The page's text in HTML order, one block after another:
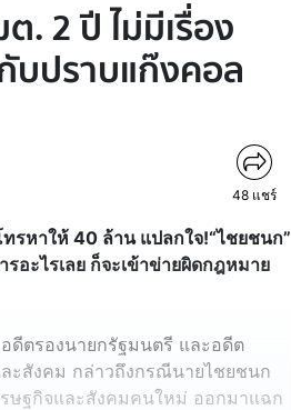
. 2 ปี ไม่มีเรื่อง
บปราบแก๊งคอล
48 แชร์
รหาให้ 40 ล้าน แปลกใจ!“ไชยชนก”
รอะไรเลย ก็จะเข้าข่ายผิดกฎหมาย
ดีตรองนายกรัฐมนตรี และอดีต
ะสังคม กล่าวถึงกรณีนายไชยชนก
ษฐกิจและสังคมคนใหม่ ออกมาแฉก